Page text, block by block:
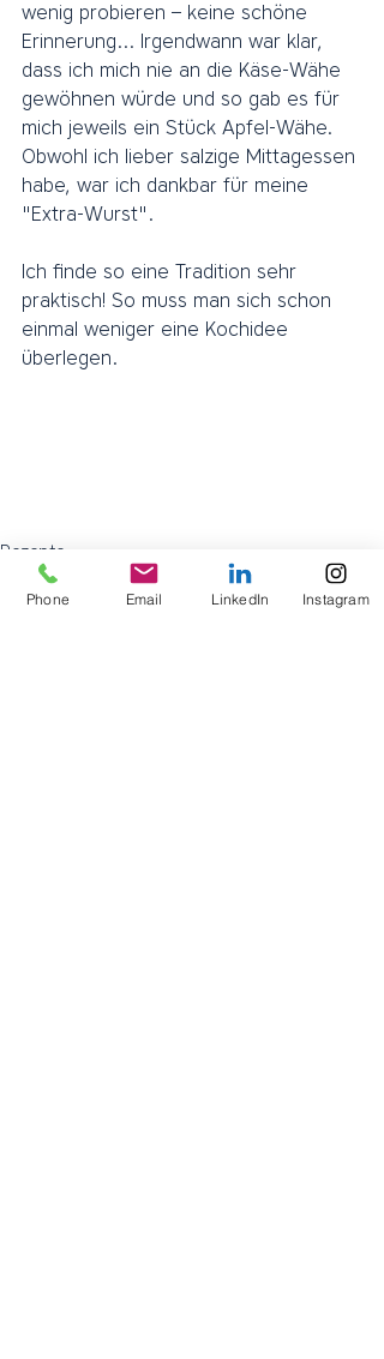
wenig probieren – keine schöne
Erinnerung... Irgendwann war klar,
dass ich mich nie an die Käse-Wähe
gewöhnen würde und so gab es für
mich jeweils ein Stück Apfel-Wähe.
Obwohl ich lieber salzige Mittagessen
habe, war ich dankbar für meine
"Extra-Wurst".
Ich finde so eine Tradition sehr
praktisch! So muss man sich schon
einmal weniger eine Kochidee
überlegen.
Rezepte
Phone Email LinkedIn Instagram